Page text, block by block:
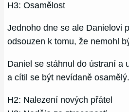
H3: Osamělost
Jednoho dne se ale Danielovi
odsouzen k tomu, že nemohl
Daniel se stáhnul do ústraní a
a cítil se být nevídaně
H2: Nalezení nových přátel